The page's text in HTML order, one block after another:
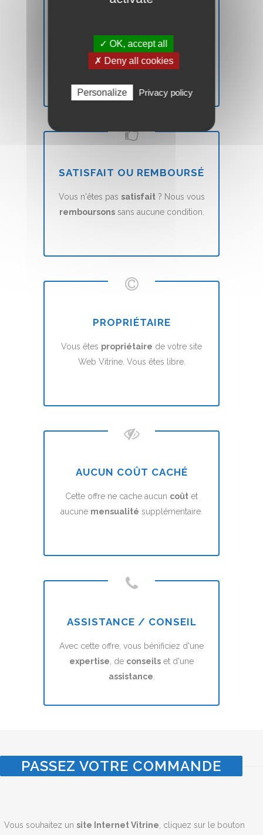
Votre site Web Vitrine sera mis en ligne
7 jours(voir nos CGVs).
SATISFAIT OU REMBOURSÉ
Vous n'êtes pas satisfait? Nous vous
remboursonssans aucune condition.
PROPRIÉTAIRE
Vous êtes propriétaire de votre site
Web Vitrine. Vous êtes libre.
AUCUN COÛT CACHÉ
Cette offre ne cache aucun coût et
aucune mensualité supplémentaire.
ASSISTANCE / CONSEIL
Avec cette offre, vous bénificiez d'une
expertise, de conseils et d'une
assistance.
PASSEZ VOTRE COMMANDE
Vous souhaitez un site Internet Vitrine, cliquez sur le bouton
✓ OK, accept all
✗ Deny all cookies
Personalize Privacy policy